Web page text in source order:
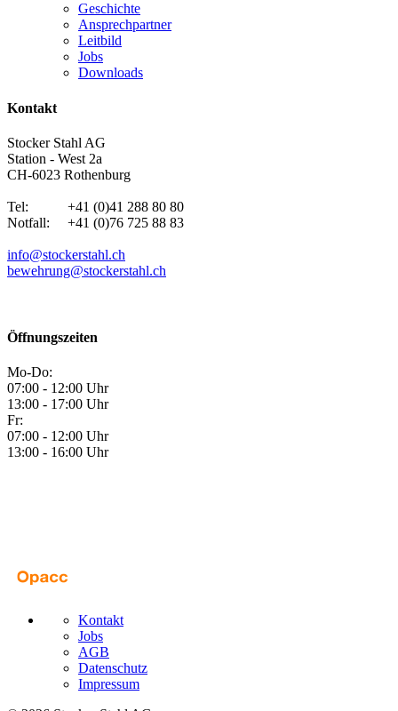
Geschichte
Ansprechpartner
Leitbild
Jobs
Downloads
Kontakt
Stocker Stahl AG
Station - West 2a
CH-6023 Rothenburg
Tel: +41 (0)41 288 80 80
Notfall: +41 (0)76 725 88 83
info@stockerstahl.ch
bewehrung@stockerstahl.ch
Öffnungszeiten
Mo-Do:
07:00 - 12:00 Uhr
13:00 - 17:00 Uhr
Fr:
07:00 - 12:00 Uhr
13:00 - 16:00 Uhr
Kontakt
Jobs
AGB
Datenschutz
Impressum